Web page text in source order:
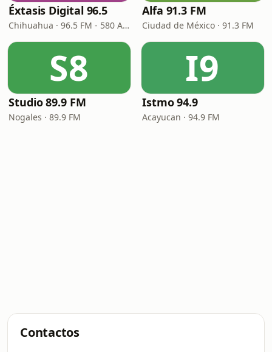
Éxtasis Digital 96.5
Chihuahua · 96.5 FM - 580 AM
Alfa 91.3 FM
Ciudad de México · 91.3 FM
S8
Studio 89.9 FM
Nogales · 89.9 FM
I9
Istmo 94.9
Acayucan · 94.9 FM
Contactos